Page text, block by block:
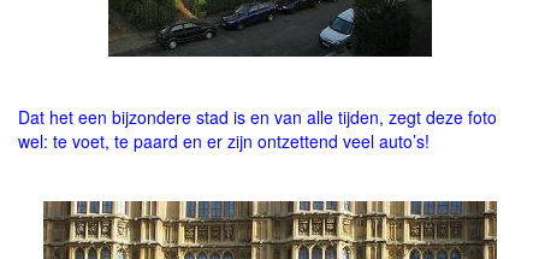
Dat het een bijzondere stad is en van alle tijden, zegt deze foto
wel: te voet, te paard en er zijn ontzettend veel auto’s!